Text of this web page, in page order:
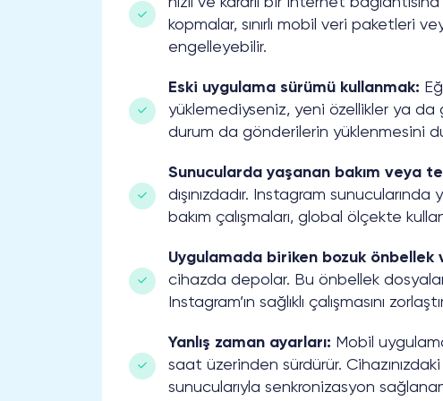
kopmalar, sınırlı mobil veri paketleri
engelleyebilir.
Eski uygulama sürümü kullanmak:
yüklemediyseniz, yeni özellikler ya da
durum da gönderilerin yüklenmesini
Sunucularda yaşanan bakım veya
dışınızdadır. Instagram
bakım çalışmaları, global ölçekte
Uygulamada biriken bozuk önbellek
cihazda depolar. Bu önbellek
Instagram’ın sağlıklı çalışmasını
Yanlış zaman ayarları: Mobil
saat üzerinden sürdürür.
sunucularıyla senkronizasyon